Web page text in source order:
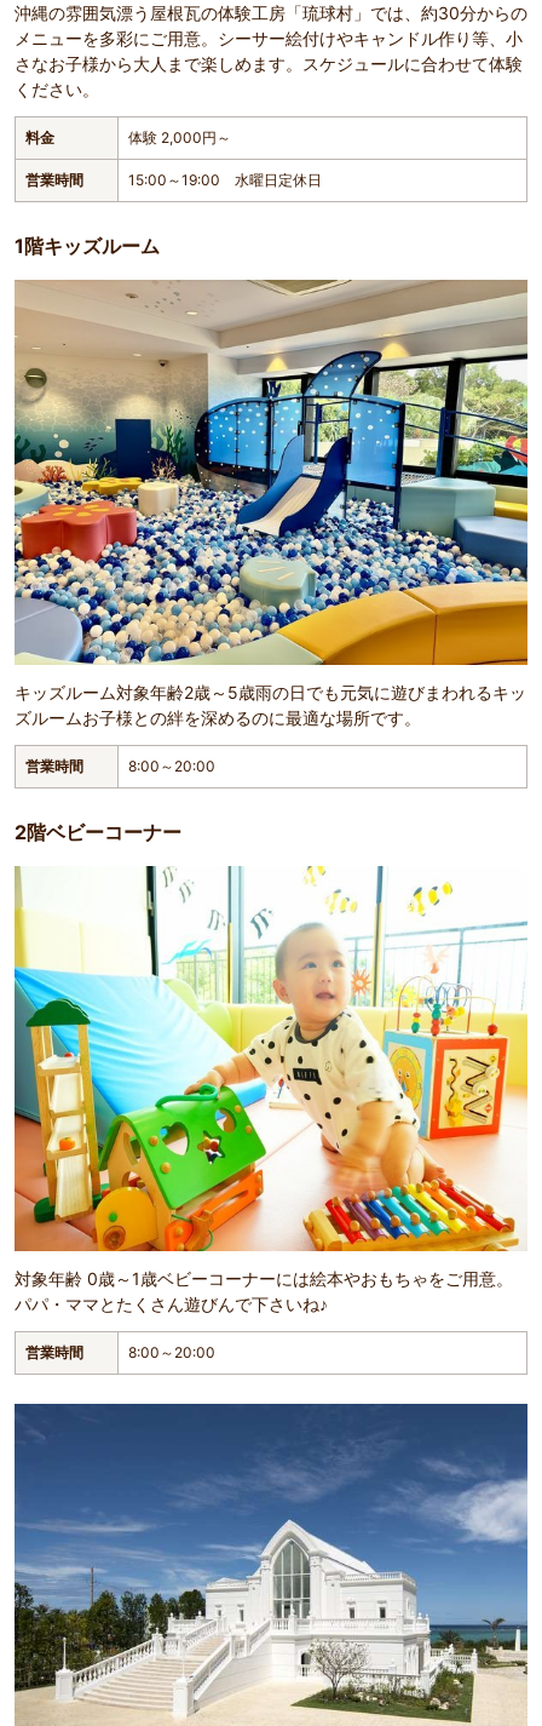
沖縄の雰囲気漂う屋根瓦の体験工房「琉球村」では、約30分からの
メニューを多彩にご用意。シーサー絵付けやキャンドル作り等、小
さなお子様から大人まで楽しめます。スケジュールに合わせて体験
ください。
料金 体験 2,000円～
営業時間 15:00～19:00 水曜日定休日
1階キッズルーム
キッズルーム対象年齢2歳～5歳雨の日でも元気に遊びまわれるキッ
ズルームお子様との絆を深めるのに最適な場所です。
営業時間 8:00～20:00
2階ベビーコーナー
対象年齢 0歳～1歳ベビーコーナーには絵本やおもちゃをご用意。
パパ・ママとたくさん遊びんで下さいね♪
営業時間 8:00～20:00